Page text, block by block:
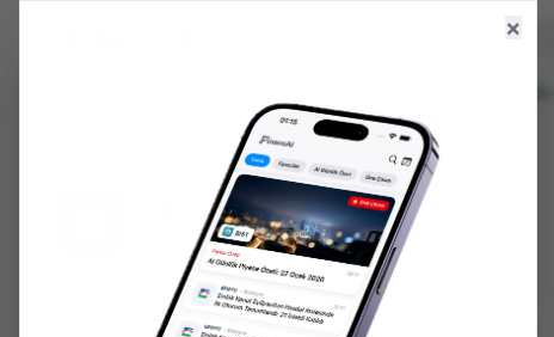
Hisseler
×
ANALISTLER AKBNK
AKBNK
Kurum Tarafından Takip Ediliyor
ORTALAMA HEDEF